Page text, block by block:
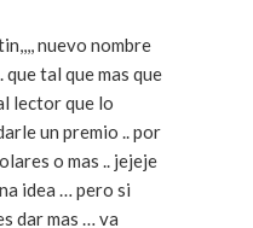
nuevo nombre
tal que mas que
lector que lo
un premio .. por
o mas .. jejeje
idea … pero si
dar mas … va